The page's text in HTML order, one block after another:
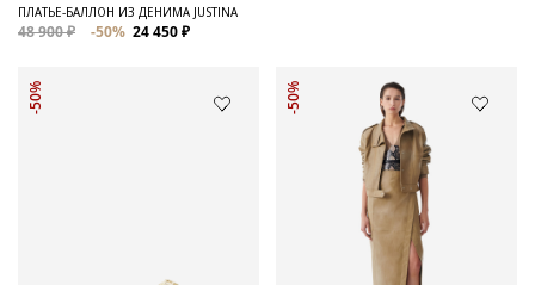
ПЛАТЬЕ-БАЛЛОН ИЗ ДЕНИМА JUSTINA
48 900 ₽ -50% 24 450 ₽
-50% -50%